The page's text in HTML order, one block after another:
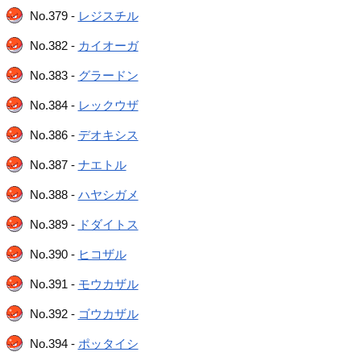
No.379 - レジスチル
No.382 - カイオーガ
No.383 - グラードン
No.384 - レックウザ
No.386 - デオキシス
No.387 - ナエトル
No.388 - ハヤシガメ
No.389 - ドダイトス
No.390 - ヒコザル
No.391 - モウカザル
No.392 - ゴウカザル
No.394 - ポッタイシ